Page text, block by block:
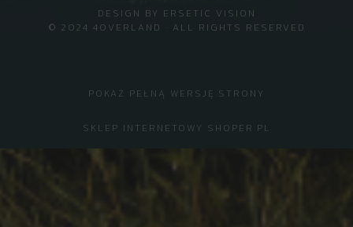
© 2024 4OVERLAND · ALL RIGHTS RESERVED
DESIGN BY ERSETIC VISION
POKAŻ PEŁNĄ WERSJĘ STRONY
SKLEP INTERNETOWY SHOPER.PL